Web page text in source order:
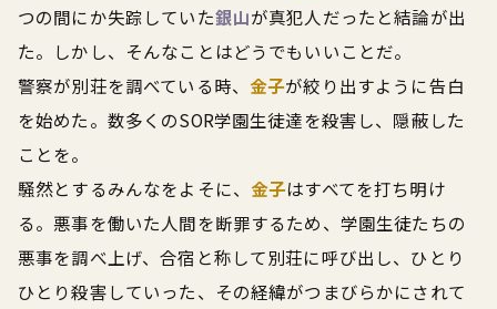
つの間にか失踪していた銀山が真犯人だったと結論が出
た。しかし、そんなことはどうでもいいことだ。
警察が別荘を調べている時、 金子が絞り出すように告白
を始めた。数多くのSOR学園生徒達を殺害し、隠蔽した
ことを。
騒然とするみんなをよそに、 金子はすべてを打ち明け
る。悪事を働いた人間を断罪するため、学園生徒たちの
悪事を調べ上げ、合宿と称して別荘に呼び出し、ひとり
ひとり殺害していった、その経緯がつまびらかにされて